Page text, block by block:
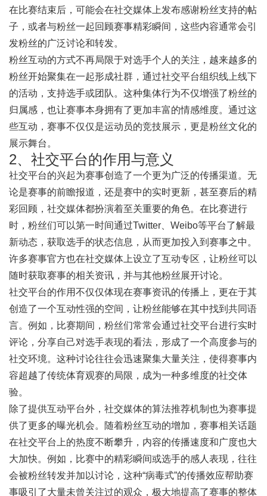
在比赛结束后，可能会在社交媒体上发布感谢粉丝支持的帖
子，或者与粉丝一起回顾赛事精彩瞬间，这些内容通常会引
发粉丝的广泛讨论和转发。
粉丝互动的方式不再局限于对选手个人的关注，越来越多的
粉丝开始聚集在一起形成社群，通过社交平台组织线上线下
的活动，支持选手或团队。这种集体行为不仅增强了粉丝的
归属感，也让赛事本身拥有了更加丰富的情感维度。通过这
些互动，赛事不仅仅是运动员的竞技展示，更是粉丝文化的
展示舞台。
2、社交平台的作用与意义
社交平台的兴起为赛事创造了一个更为广泛的传播渠道。无
论是赛事的前瞻报道，还是赛中的实时更新，甚至赛后的精
彩回顾，社交媒体都扮演着至关重要的角色。在比赛进行
时，粉丝们可以第一时间通过Twitter、Weibo等平台了解最
新动态，获取选手的状态信息，从而更加投入到赛事之中。
许多赛事官方也在社交媒体上设立了互动专区，让粉丝可以
随时获取赛事的相关资讯，并与其他粉丝展开讨论。
社交平台的作用不仅仅体现在赛事资讯的传播上，更在于其
创造了一个互动性强的空间，让粉丝能够在其中找到共同语
言。例如，比赛期间，粉丝们常常会通过社交平台进行实时
评论，分享自己对选手表现的看法，形成了一个高度参与的
社交环境。这种讨论往往会迅速聚集大量关注，使得赛事内
容超越了传统体育观赛的局限，成为一种多维度的社交体
验。
除了提供互动平台外，社交媒体的算法推荐机制也为赛事提
供了更多的曝光机会。随着粉丝互动的增加，赛事相关话题
在社交平台上的热度不断攀升，内容的传播速度和广度也大
大加快。例如，比赛中的精彩瞬间或选手的感人表现，往往
会被粉丝转发并加以讨论，这种“病毒式”的传播效应帮助赛
事吸引了大量未曾关注过的观众，极大地提高了赛事的整体